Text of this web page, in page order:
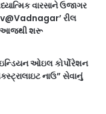
વારસાને ઉજાગર
રીલ
આજથી શરૂ
ઓઇલ કોર્પોરેશન
નાઉ” સેવાનું